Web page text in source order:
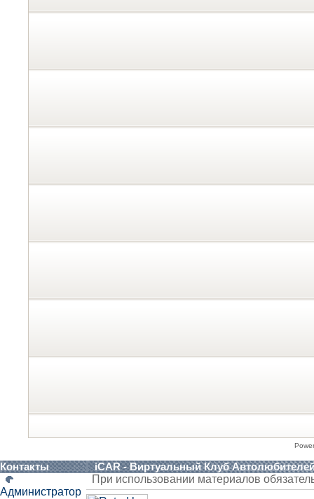
Контакты iCAR - Виртуальный Клуб
Администратор
При использовании материалов